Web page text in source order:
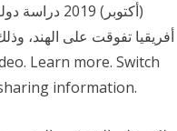
(أكتوبر)
أفريقيا تفوقت على الهند،
information.